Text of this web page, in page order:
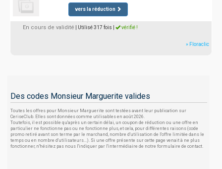
vers la réduction
En cours de validité | Utilisé 317 fois vérifié !
» Floraclic
Des codes Monsieur Marguerite valides
Toutes les offres pour Monsieur Marguerite sont testées avant leur publication sur
CeriseClub. Elles sont données comme utilisables en août 2026.
Toutefois, il est possible qu'après un certain délai, un coupon de réduction ou une offre en
particulier ne fonctionne pas ou ne fonctionne plus, et cela, pour différentes raisons (code
promo retiré avant son terme par le marchand, nombre d'utilisation de l'offre limitée dans le
temps ou en nombre d'utilisateurs...). Si une offre présente sur cette page venait à ne plus
fonctionner, n'hésitez pas nous l'indiquer par l'intermédiaire de notre formulaire de contact.